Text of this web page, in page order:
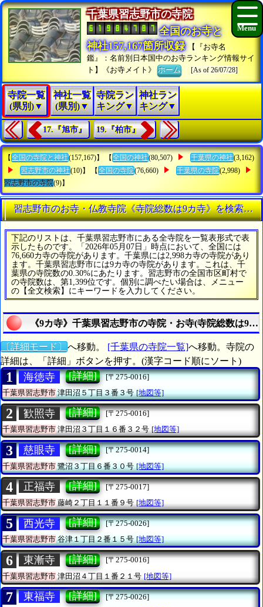
千葉県習志野市の寺院
全国のお寺と
神社157,167箇所収録
【『お寺名
鑑』：名前別日本国中のお寺ランキング情報サイ
ト】《お寺メイト》ホーム [As of 26/07/28]
寺院一覧
(県別)▼
神社一覧
(県別)▼
寺院ラン
キング▼
神社ラン
キング▼
17.『旭市』 19.『柏市』
【 全国の寺院と神社(157,167)】 【 全国の神社(80,507) 千葉県の神社(3,162)
習志野市の神社(10)】 【 全国の寺院(76,660) 千葉県の寺院(2,998)
習志野市の寺院(9)】
習志野市のお寺・仏教寺院《寺院総数は9カ寺》を検索する
下記のリストは、千葉県習志野市にある全寺院を一覧表形式で表
示したものです。「2026年05月07日」時点において、全国には
76,660カ寺の寺院があります。千葉県には2,998カ寺の寺院があり
ます。千葉県習志野市には9カ寺の寺院があります。これは、千
葉県の寺院数の0.30%にあたります。習志野市の全国市区町村で
の寺院数は、第1,399位です。個別に調べたい場合は、メニュー
の【全文検索】にキーワードを入力してください。
《9カ寺》千葉県習志野市の寺院・お寺(寺院総数は9カ
〔詳細モード〕 へ移動。 [千葉県の寺院一覧]へ移動。寺院の
詳細は、「詳細」ボタンを押す。(漢字コード順にソート)
1 海徳寺 [詳細]
[〒275-0016]
千葉県習志野市津田沼５丁目３番３号 [地図等]
2 歓照寺 [詳細]
[〒275-0016]
千葉県習志野市津田沼３丁目１６番３２号 [地図等]
3 慈眼寺 [詳細]
[〒275-0014]
千葉県習志野市鷺沼３丁目６番３０号 [地図等]
4 正福寺 [詳細]
[〒275-0017]
千葉県習志野市 藤崎２丁目１１番９号 [地図等]
5 西光寺 [詳細]
[〒275-0026]
千葉県習志野市谷津１丁目２番１５号 [地図等]
6 東漸寺 [詳細]
[〒275-0016]
千葉県習志野市 津田沼４丁目１番２１号 [地図等]
7 東福寺 [詳細]
[〒275-0026]